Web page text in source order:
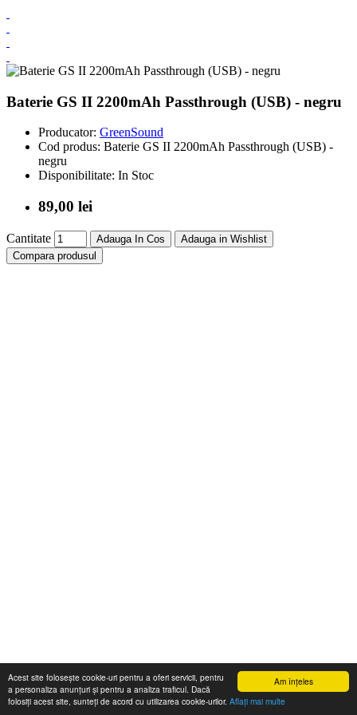
Am înţeles
Acest site folosește cookie-uri pentru a oferi servicii, pentru
a personaliza anunțuri și pentru a analiza traficul. Dacă
folosiți acest site, sunteți de acord cu utilizarea cookie-urilor. Aflaţi mai multe
Baterie GS II 2200mAh Passthrough (USB) - negru
Producator: GreenSound
Cod produs: Baterie GS II 2200mAh Passthrough (USB) -
negru
Disponibilitate: In Stoc
89,00 lei
Cantitate Adauga In Cos
Adauga in Wishlist
Compara produsul